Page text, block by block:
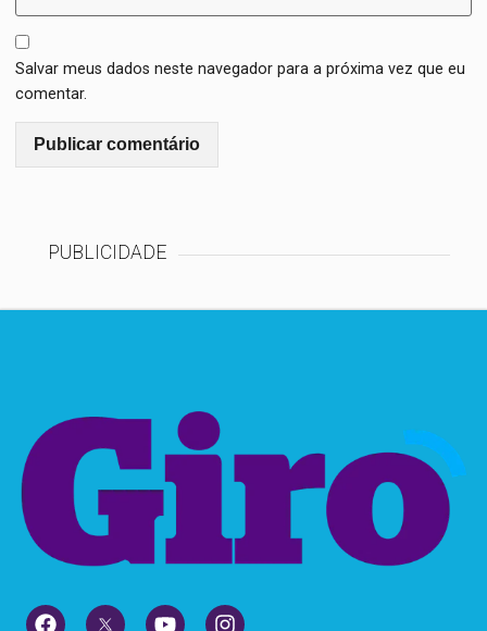
Salvar meus dados neste navegador para a próxima vez que eu
comentar.
PUBLICIDADE